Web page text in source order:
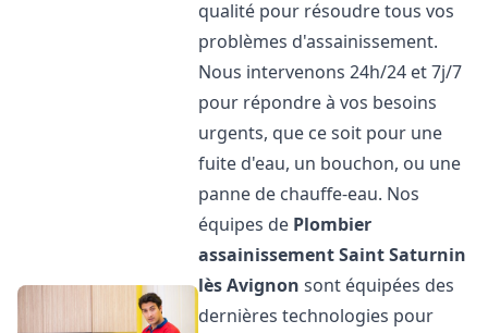
qualité pour résoudre tous vos
problèmes d'assainissement.
Nous intervenons 24h/24 et 7j/7
pour répondre à vos besoins
urgents, que ce soit pour une
fuite d'eau, un bouchon, ou une
panne de chauffe-eau. Nos
équipes de Plombier
assainissementSaint Saturnin
lès Avignon sont équipées des
dernières technologies pour